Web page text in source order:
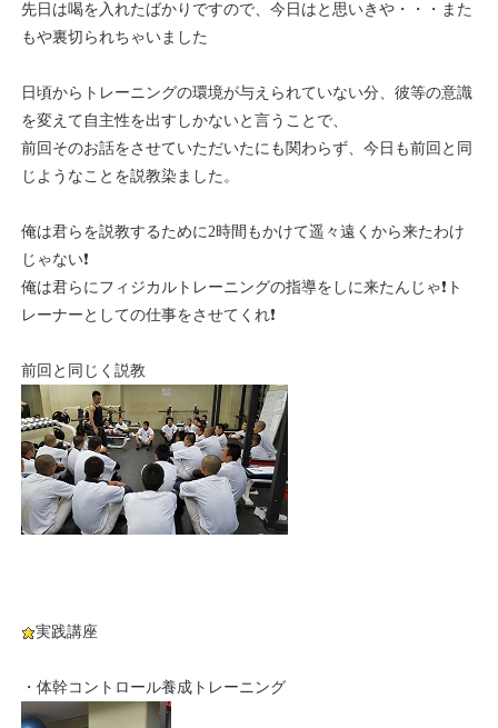
先日は喝を入れたばかりですので、今日はと思いきや・・・また
もや裏切られちゃいました
日頃からトレーニングの環境が与えられていない分、彼等の意識
を変えて自主性を出すしかないと言うことで、
前回そのお話をさせていただいたにも関わらず、今日も前回と同
じようなことを説教染ました。
俺は君らを説教するために2時間もかけて遥々遠くから来たわけ
じゃない❗
俺は君らにフィジカルトレーニングの指導をしに来たんじゃ❗ト
レーナーとしての仕事をさせてくれ❗
前回と同じく説教
実践講座
・体幹コントロール養成トレーニング